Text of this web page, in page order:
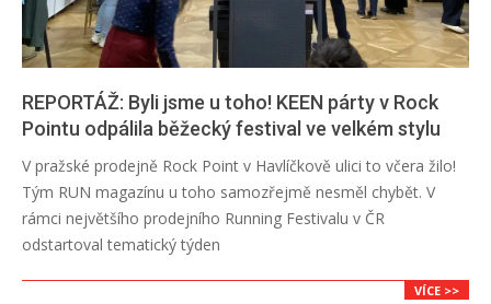
REPORTÁŽ: Byli jsme u toho! KEEN párty v Rock
Pointu odpálila běžecký festival ve velkém stylu
03-
13
V pražské prodejně Rock Point v Havlíčkově ulici to včera žilo!
Tým RUN magazínu u toho samozřejmě nesměl chybět. V
rámci největšího prodejního Running Festivalu v ČR
odstartoval tematický týden
VÍCE >>